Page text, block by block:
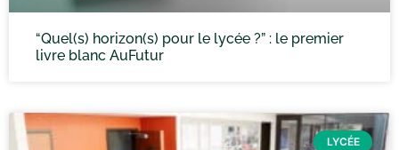
“Quel(s) horizon(s) pour le lycée ?” : le premier
livre blanc AuFutur
LYCÉE